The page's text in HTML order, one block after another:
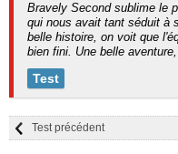
Bravely Second sublime le
qui nous avait tant séduit à
belle histoire, on voit que
bien fini. Une belle
Test
Test précédent